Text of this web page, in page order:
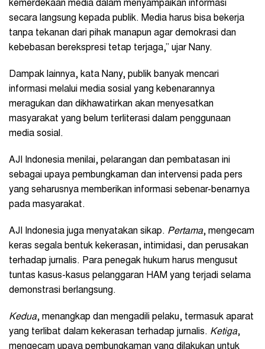
kemerdekaan media dalam menyampaikan informasi
secara langsung kepada publik. Media harus bisa bekerja
tanpa tekanan dari pihak manapun agar demokrasi dan
kebebasan berekspresi tetap terjaga,” ujar Nany.
Dampak lainnya, kata Nany, publik banyak mencari
informasi melalui media sosial yang kebenarannya
meragukan dan dikhawatirkan akan menyesatkan
masyarakat yang belum terliterasi dalam penggunaan
media sosial.
AJI Indonesia menilai, pelarangan dan pembatasan ini
sebagai upaya pembungkaman dan intervensi pada pers
yang seharusnya memberikan informasi sebenar-benarnya
pada masyarakat.
AJI Indonesia juga menyatakan sikap. Pertama, mengecam
keras segala bentuk kekerasan, intimidasi, dan perusakan
terhadap jurnalis. Para penegak hukum harus mengusut
tuntas kasus-kasus pelanggaran HAM yang terjadi selama
demonstrasi berlangsung.
Kedua, menangkap dan mengadili pelaku, termasuk aparat
yang terlibat dalam kekerasan terhadap jurnalis. Ketiga,
mengecam upaya pembungkaman yang dilakukan untuk